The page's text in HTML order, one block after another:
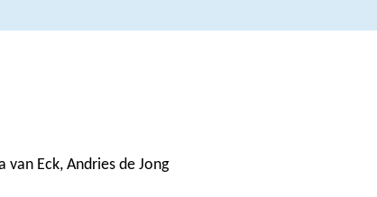
van Eck, Andries de Jong